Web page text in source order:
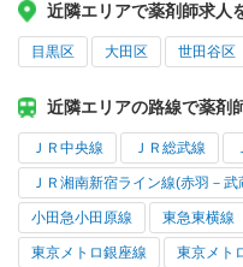
近隣エリアで薬剤師求人
目黒区 大田区 世田谷区
近隣エリアの路線で薬剤
ＪＲ中央線 ＪＲ総武線
ＪＲ湘南新宿ライン線(赤羽－武
小田急小田原線 東急東横線
東京メトロ銀座線 東京メト